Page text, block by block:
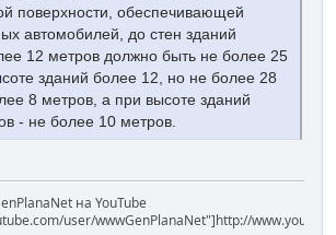
поверхности, обеспечивающей
автомобилей, до стен зданий
12 метров должно быть не более 25
зданий более 12, но не более 28
8 метров, а при высоте зданий
- не более 10 метров.
на YouTube
user/wwwGenPlanaNet"]http://